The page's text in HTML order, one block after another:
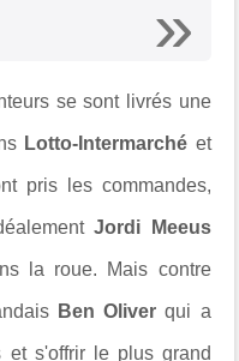
se sont livrés une
Lotto-Intermarché et
pris les commandes,
Jordi Meeus
la roue. Mais contre
Ben Oliver qui a
et s'offrir le plus grand